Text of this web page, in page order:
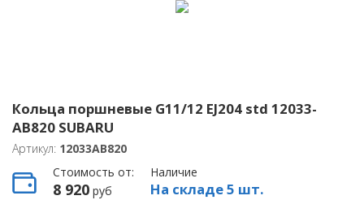
Кольца поршневые G11/12 EJ204 std 12033-
AB820 SUBARU
Артикул: 12033AB820
Стоимость от:
8 920 руб
Наличие
На складе 5 шт.